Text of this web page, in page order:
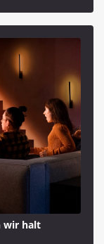
wir halt